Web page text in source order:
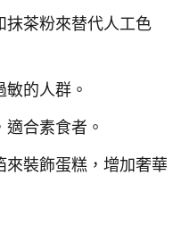
抹茶粉來替代人工色
的人群。
合素食者。
裝飾蛋糕，增加奢華